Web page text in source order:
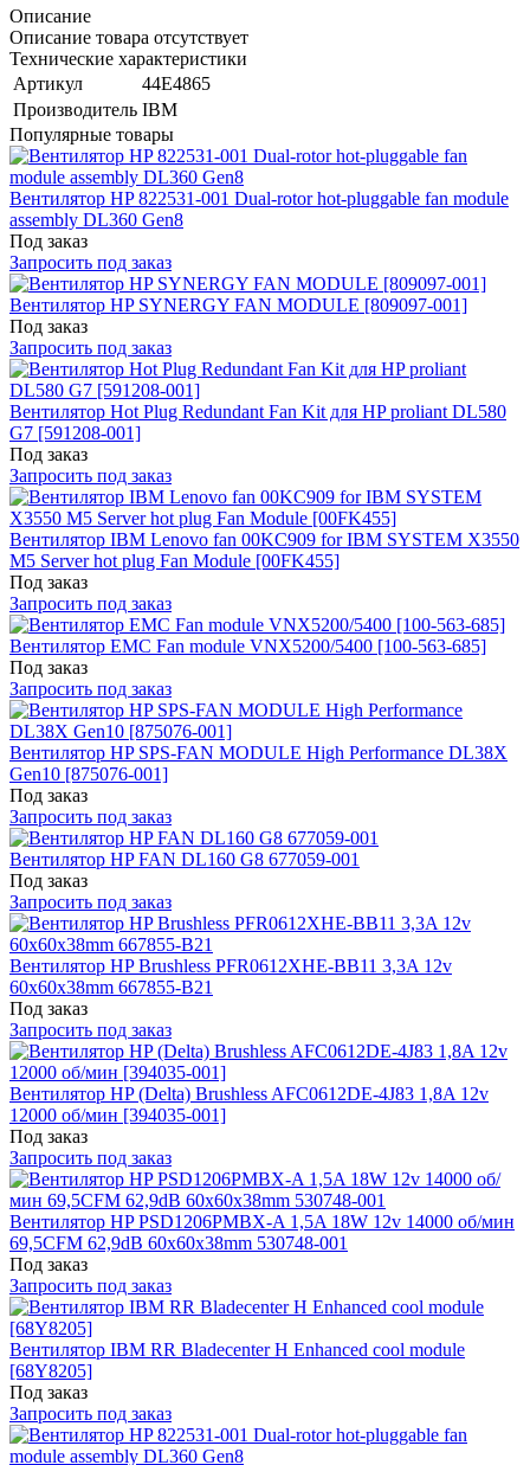
Описание
Описание товара отсутствует
Технические характеристики
Артикул
44E4865
Производитель IBM
Популярные товары
Вентилятор HP 822531-001 Dual-rotor hot-pluggable fan module
assembly DL360 Gen8
Под заказ
Запросить под заказ
Вентилятор HP SYNERGY FAN MODULE [809097-001]
Под заказ
Запросить под заказ
Вентилятор Hot Plug Redundant Fan Kit для HP proliant DL580
G7 [591208-001]
Под заказ
Запросить под заказ
Вентилятор IBM Lenovo fan 00KC909 for IBM SYSTEM X3550
M5 Server hot plug Fan Module [00FK455]
Под заказ
Запросить под заказ
Вентилятор EMC Fan module VNX5200/5400 [100-563-685]
Под заказ
Запросить под заказ
Вентилятор HP SPS-FAN MODULE High Performance DL38X
Gen10 [875076-001]
Под заказ
Запросить под заказ
Вентилятор HP FAN DL160 G8 677059-001
Под заказ
Запросить под заказ
Вентилятор HP Brushless PFR0612XHE-BB11 3,3A 12v
60x60x38mm 667855-B21
Под заказ
Запросить под заказ
Вентилятор HP (Delta) Brushless AFC0612DE-4J83 1,8A 12v
12000 об/мин [394035-001]
Под заказ
Запросить под заказ
Вентилятор HP PSD1206PMBX-A 1,5A 18W 12v 14000 об/мин
69,5CFM 62,9dB 60x60x38mm 530748-001
Под заказ
Запросить под заказ
Вентилятор IBM RR Bladecenter H Enhanced cool module
[68Y8205]
Под заказ
Запросить под заказ